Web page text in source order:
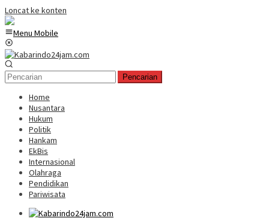
Loncat ke konten
Menu Mobile
Pencarian
Home
Nusantara
Hukum
Politik
Hankam
EkBis
Internasional
Olahraga
Pendidikan
Pariwisata